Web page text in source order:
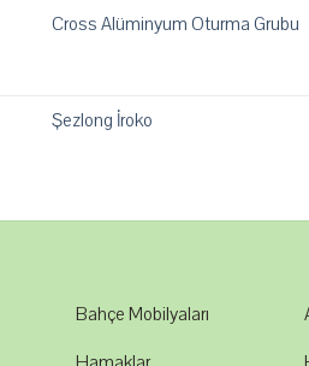
Cross Alüminyum Oturma Grubu
Şezlong İroko
Bahçe Mobilyaları